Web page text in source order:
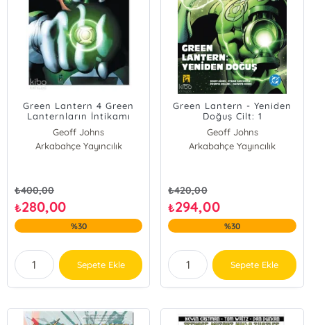
Green Lantern 4 Green
Lanternların İntikamı
Geoff Johns
Arkabahçe Yayıncılık
₺400,00
₺280,00
%30
Sepete Ekle
Green Lantern - Yeniden
Doğuş Cilt: 1
Geoff Johns
Arkabahçe Yayıncılık
₺420,00
₺294,00
%30
Sepete Ekle